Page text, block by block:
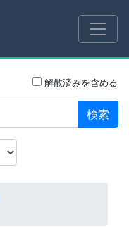
解散済みを含める
検索